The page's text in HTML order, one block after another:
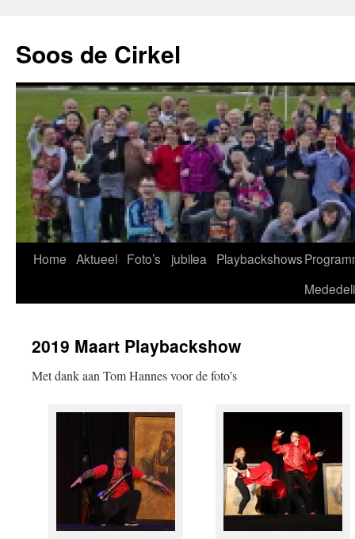
Soos de Cirkel
Home Aktueel Foto’s jubilea Playbackshows
2019 Maart Playbackshow
Met dank aan Tom Hannes voor de foto’s